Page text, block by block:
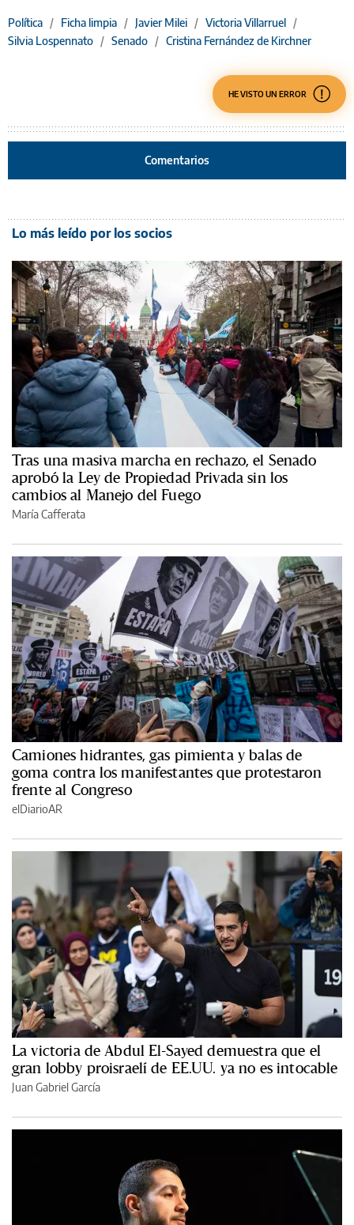
Política / Ficha limpia / Javier Milei / Victoria Villarruel
/
Silvia Lospennato / Senado / Cristina Fernández de Kirchner
HE VISTO UN ERROR
Comentarios
Lo más leído por los socios
Tras una masiva marcha en rechazo, el Senado
aprobó la Ley de Propiedad Privada sin los
cambios al Manejo del Fuego
María Cafferata
Camiones hidrantes, gas pimienta y balas de
goma contra los manifestantes que protestaron
frente al Congreso
elDiarioAR
La victoria de Abdul El-Sayed demuestra que el
gran lobby proisraelí de EE.UU. ya no es intocable
Juan Gabriel García